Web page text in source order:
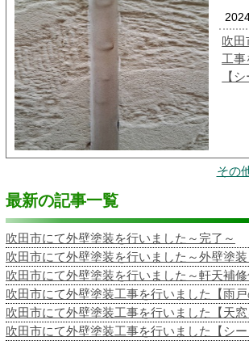
吹田
工事
【
その
最新の記事一覧
吹田市にて外壁塗装を行いました～完了～
吹田市にて外壁塗装を行いました～外壁塗装
吹田市にて外壁塗装を行いました～軒天補修
吹田市にて外壁塗装工事を行いました【雨戸
吹田市にて外壁塗装工事を行いました【天窓
吹田市にて外壁塗装工事を行いました【シー